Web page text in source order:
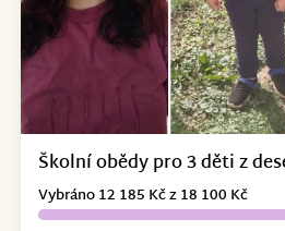
Školní obědy pro 3 děti z
Vybráno 12 185 Kč z 18 100 Kč